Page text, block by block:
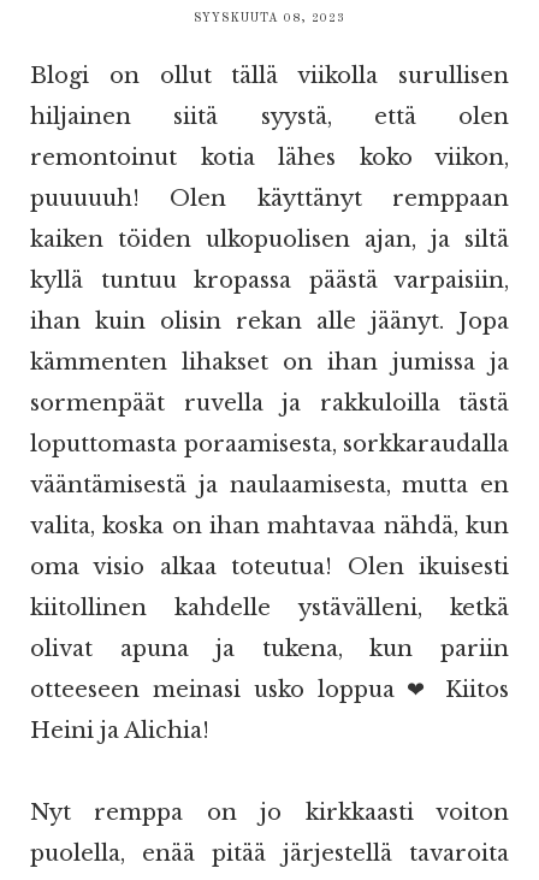
SYYSKUUTA 08, 2023
Blogi on ollut tällä viikolla surullisen
hiljainen siitä syystä, että olen
remontoinut kotia lähes koko viikon,
puuuuuh! Olen käyttänyt remppaan
kaiken töiden ulkopuolisen ajan, ja siltä
kyllä tuntuu kropassa päästä varpaisiin,
ihan kuin olisin rekan alle jäänyt. Jopa
kämmenten lihakset on ihan jumissa ja
sormenpäät ruvella ja rakkuloilla tästä
loputtomasta poraamisesta, sorkkaraudalla
vääntämisestä ja naulaamisesta, mutta en
valita, koska on ihan mahtavaa nähdä, kun
oma visio alkaa toteutua! Olen ikuisesti
kiitollinen kahdelle ystävälleni, ketkä
olivat apuna ja tukena, kun pariin
otteeseen meinasi usko loppua ❤ Kiitos
Heini ja Alichia!
Nyt remppa on jo kirkkaasti voiton
puolella, enää pitää järjestellä tavaroita